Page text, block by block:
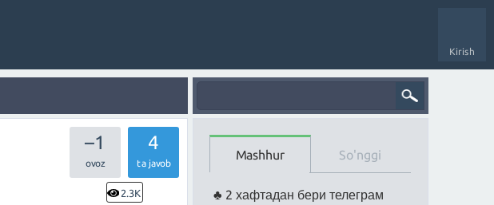
Kirish
–1 4
ta javob
2.3K
Mashhur So'nggi
2 хафтадан бери телеграм